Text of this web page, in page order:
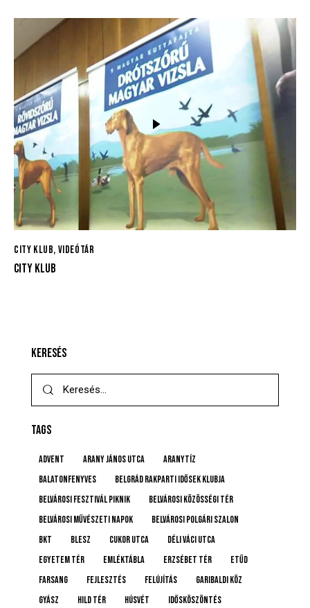
CITY KLUB, VIDEÓTÁR
CITY KLUB
KERESÉS
TAGS
advent Arany János utca
Aranytíz
Balatonfenyves
Belgrád Rakparti Idősek Klubja
Belvárosi Fesztivál Piknik
Belvárosi Közösségi Tér
Belvárosi Művészeti Napok
Belvárosi Polgári Szalon
BKT
BLESZ Cukor utca
Déli Váci utca
Egyetem tér
emléktábla Erzsébet tér
etűd
farsang
fejlesztés felújítás
Garibaldi köz
gyász
Hild tér húsvét
idősköszöntés